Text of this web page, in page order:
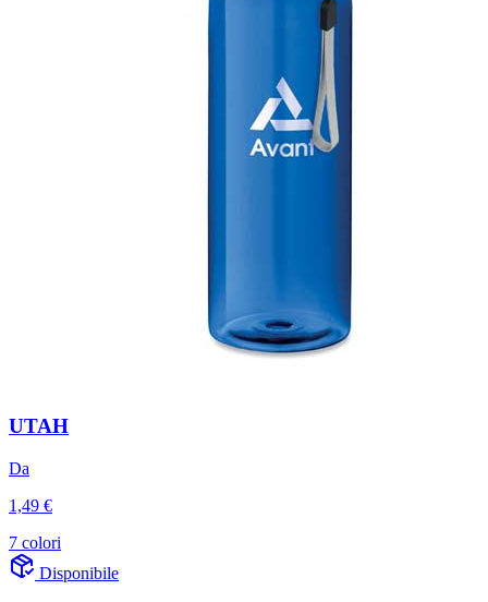
UTAH
Da
1,49 €
7 colori
Disponibile